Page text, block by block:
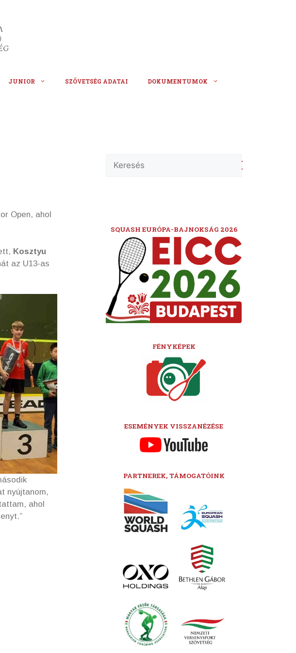
JUNIOR SZÖVETSÉG ADATAI DOKUMENTUMOK
Open, ahol
Kosztyu
az U13-as
nyújtanom,
ahol
SQUASH EURÓPA-BAJNOKSÁG 2026
FÉNYKÉPEK
ESEMÉNYEK VISSZANÉZÉSE
PARTNEREK, TÁMOGATÓINK